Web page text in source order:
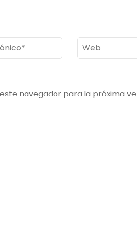
Web
navegador para la próxima